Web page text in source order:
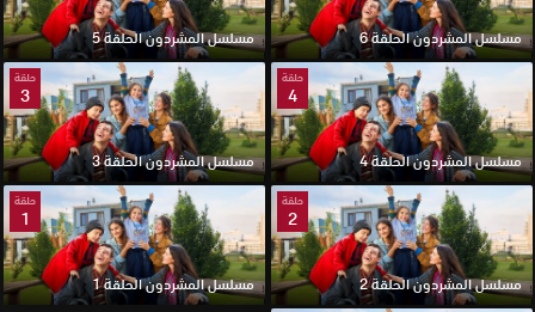
مسلسل المشردون الحلقة 6 مسلسل المشردون الحلقة 5
حلقة
4
مسلسل المشردون الحلقة 4
حلقة
3
مسلسل المشردون الحلقة 3
حلقة
2
مسلسل المشردون الحلقة 2
حلقة
1
مسلسل المشردون الحلقة 1